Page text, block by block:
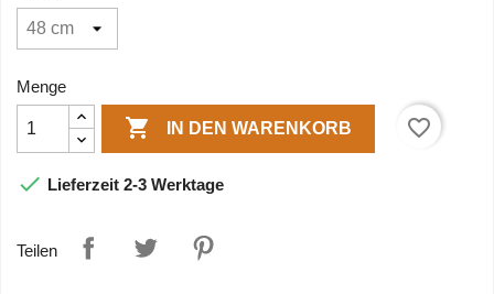
Menge
 IN DEN WARENKORB favorite_border
 Lieferzeit 2-3 Werktage
Teilen